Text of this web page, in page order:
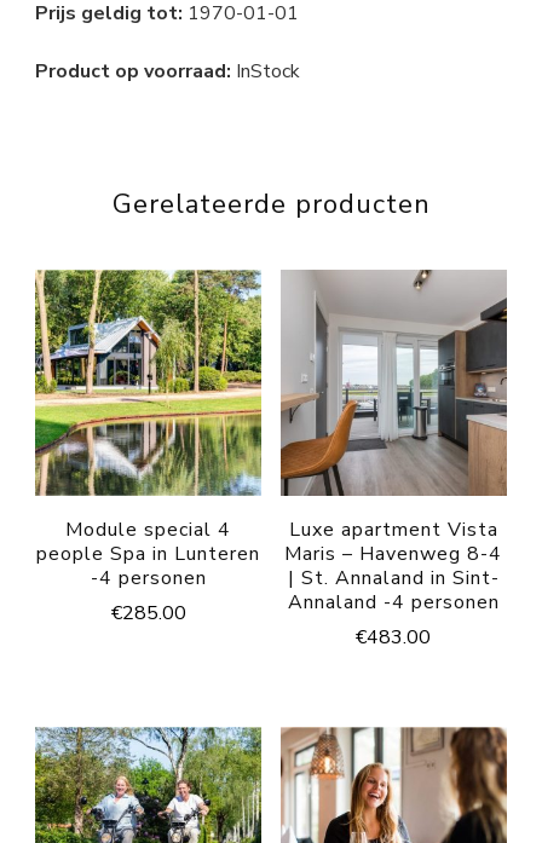
Prijs geldig tot: 1970-01-01
Product op voorraad: InStock
Gerelateerde producten
Module special 4
people Spa in Lunteren
-4 personen
€285.00
Luxe apartment Vista
Maris – Havenweg 8-4
| St. Annaland in Sint-
Annaland -4 personen
€483.00